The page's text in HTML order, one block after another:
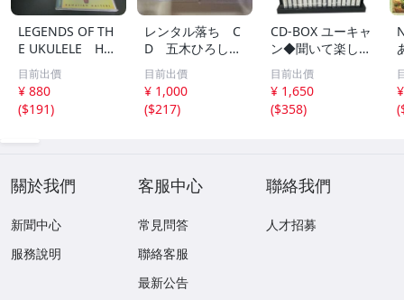
LEGENDS OF TH
E UKULELE HA
WAIIAN MASTER
S ウクレレ ハワ
イ 169
目前出價
¥ 880
($191)
レンタル落ち C
D 五木ひろし
高橋真梨子 他
中古品
目前出價
¥ 1,000
($217)
CD-BOX ユーキャ
ン◆聞いて楽しむ
日本の名作 第1巻
～第16巻 未開封
品混在 木箱付き
目前出價
¥ 1,650
($358)
(
關於我們
新聞中心
服務說明
客服中心
常見問答
聯絡客服
最新公告
聯絡我們
人才招募